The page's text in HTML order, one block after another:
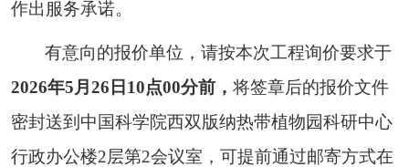
作出服务承诺。
有意向的报价单位，请按本次工程询价要求于
2026年5月26日10点00分前， 将签章后的报价文件
密封送到中国科学院西双版纳热带植物园科研中心
行政办公楼2层第2会议室，可提前通过邮寄方式在